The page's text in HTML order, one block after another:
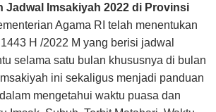
Jadwal Imsakiyah 2022 di Provinsi
Agama RI telah menentukan
H /2022 M yang berisi jadwal
selama satu bulan khususnya di bulan
ini sekaligus menjadi panduan
mengetahui waktu puasa dan